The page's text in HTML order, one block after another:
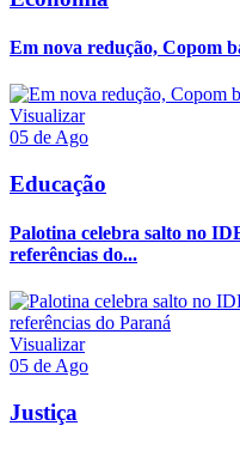
Em nova redução, Copom
Visualizar
05 de Ago
Educação
Palotina celebra salto no
referências do...
Visualizar
05 de Ago
Justiça